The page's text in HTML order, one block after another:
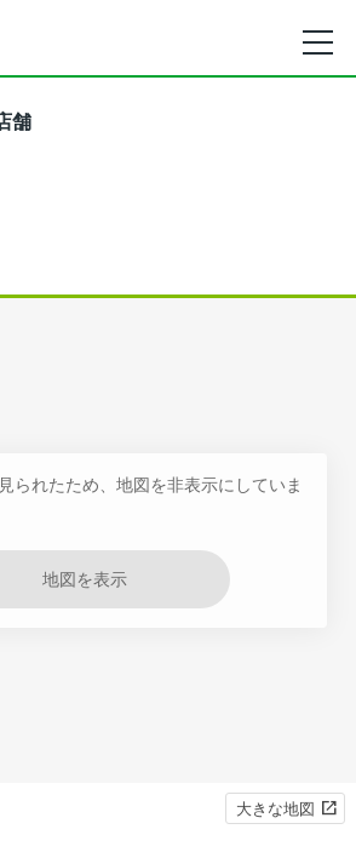
舗
られたため、地図を非表示にしていま
地図を表示
大きな地図